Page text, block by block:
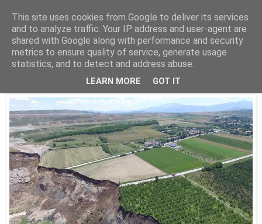
Parakato.gr
Το κορόιδο
This site uses cookies from Google to deliver its services
and to analyze traffic. Your IP address and user-agent are
shared with Google along with performance and security
metrics to ensure quality of service, generate usage
statistics, and to detect and address abuse.
LEARN MORE GOT IT